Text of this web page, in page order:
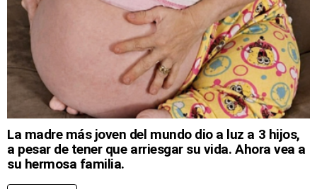
La madre más joven del mundo dio a luz a 3 hijos,
a pesar de tener que arriesgar su vida. Ahora vea a
su hermosa familia.